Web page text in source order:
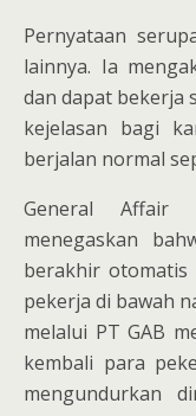
Pernyataan
lainnya. Ia
dan dapat bekerja
kejelasan bagi
berjalan normal
General Affair
menegaskan
berakhir otomatis
pekerja di bawah
melalui PT GAB
kembali para
mengundurkan